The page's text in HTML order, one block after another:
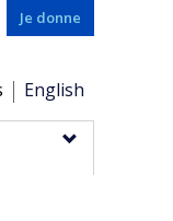
Je donne
English